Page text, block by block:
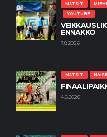
MATSIT
YOUTUBE
ENNAKKO
7.8.2026
MATSIT
4.8.2026